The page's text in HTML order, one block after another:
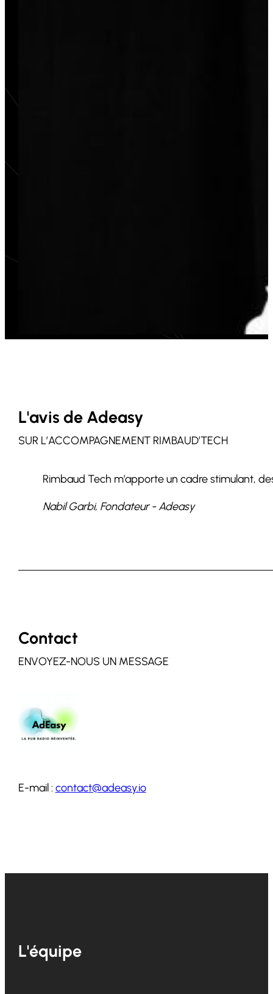
L'avis de Adeasy
SUR L’ACCOMPAGNEMENT RIMBAUD’TECH
Rimbaud Tech m’apporte un cadre stimulant,
Nabil Garbi, Fondateur - Adeasy
Contact
ENVOYEZ-NOUS UN MESSAGE
E-mail : contact@adeasy.io
L'équipe